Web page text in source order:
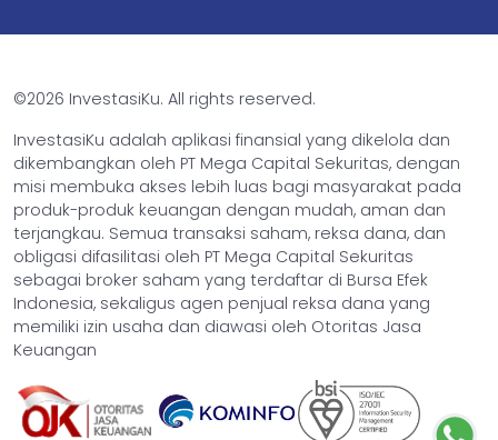
©2026 InvestasiKu. All rights reserved.
InvestasiKu adalah aplikasi finansial yang dikelola dan
dikembangkan oleh PT Mega Capital Sekuritas, dengan
misi membuka akses lebih luas bagi masyarakat pada
produk-produk keuangan dengan mudah, aman dan
terjangkau. Semua transaksi saham, reksa dana, dan
obligasi difasilitasi oleh PT Mega Capital Sekuritas
sebagai broker saham yang terdaftar di Bursa Efek
Indonesia, sekaligus agen penjual reksa dana yang
memiliki izin usaha dan diawasi oleh Otoritas Jasa
Keuangan